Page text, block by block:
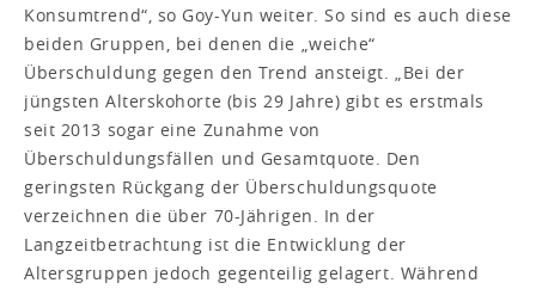
Konsumtrend“, so Goy-Yun weiter. So sind es auch diese
beiden Gruppen, bei denen die „weiche“
Überschuldung gegen den Trend ansteigt. „Bei der
jüngsten Alterskohorte (bis 29 Jahre) gibt es erstmals
seit 2013 sogar eine Zunahme von
Überschuldungsfällen und Gesamtquote. Den
geringsten Rückgang der Überschuldungsquote
verzeichnen die über 70-Jährigen. In der
Langzeitbetrachtung ist die Entwicklung der
Altersgruppen jedoch gegenteilig gelagert. Während